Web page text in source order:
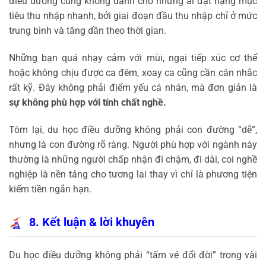
tiêu thu nhập nhanh, bởi giai đoạn đầu thu nhập chỉ ở mức
trung bình và tăng dần theo thời gian.
Những bạn quá nhạy cảm với mùi, ngại tiếp xúc cơ thể
hoặc không chịu được ca đêm, xoay ca cũng cần cân nhắc
rất kỹ. Đây không phải điểm yếu cá nhân, mà đơn giản là
sự không phù hợp với tính chất nghề.
Tóm lại, du học điều dưỡng không phải con đường “dễ”,
nhưng là con đường rõ ràng. Người phù hợp với ngành này
thường là những người chấp nhận đi chậm, đi dài, coi nghề
nghiệp là nền tảng cho tương lai thay vì chỉ là phương tiện
kiếm tiền ngắn hạn.
8. Kết luận & lời khuyên
Du học điều dưỡng không phải “tấm vé đổi đời” trong vài